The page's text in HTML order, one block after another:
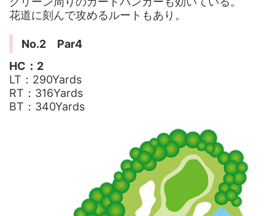
花道に刻んで攻めるルートもあり。
No.2 Par4
HC：2
LT：290Yards
RT：316Yards
BT：340Yards